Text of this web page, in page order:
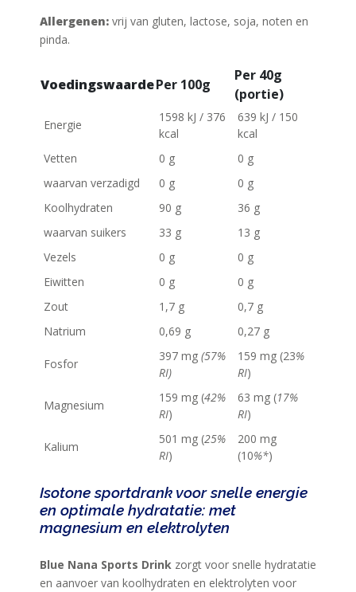
Allergenen: vrij van gluten, lactose, soja, noten en
pinda.
VoedingswaardePer 100g
Per 40g
(portie)
Energie
1598 kJ / 376
kcal
639 kJ / 150
kcal
Vetten
0 g
0 g
waarvan verzadigd
0 g
0 g
Koolhydraten
90 g
36 g
waarvan suikers
33 g
13 g
Vezels
0 g
0 g
Eiwitten
0 g
0 g
Zout
1,7 g
0,7 g
Natrium
0,69 g 0,27 g
Fosfor
397 mg (57%
RI)
159 mg (23%
RI)
Magnesium
159 mg (42%
RI)
63 mg (17%
RI)
Kalium
501 mg (25%
RI)
200 mg
(10%*)
Isotone sportdrank voor snelle energie
en optimale hydratatie: met
magnesium en elektrolyten
Blue Nana Sports Drink zorgt voor snelle hydratatie
en aanvoer van koolhydraten en elektrolyten voor
SPORTVOEDING
EIWITTEN
HERSTEL
SPORT
MAXIM
TRAINING
MAXIM
FEEDS